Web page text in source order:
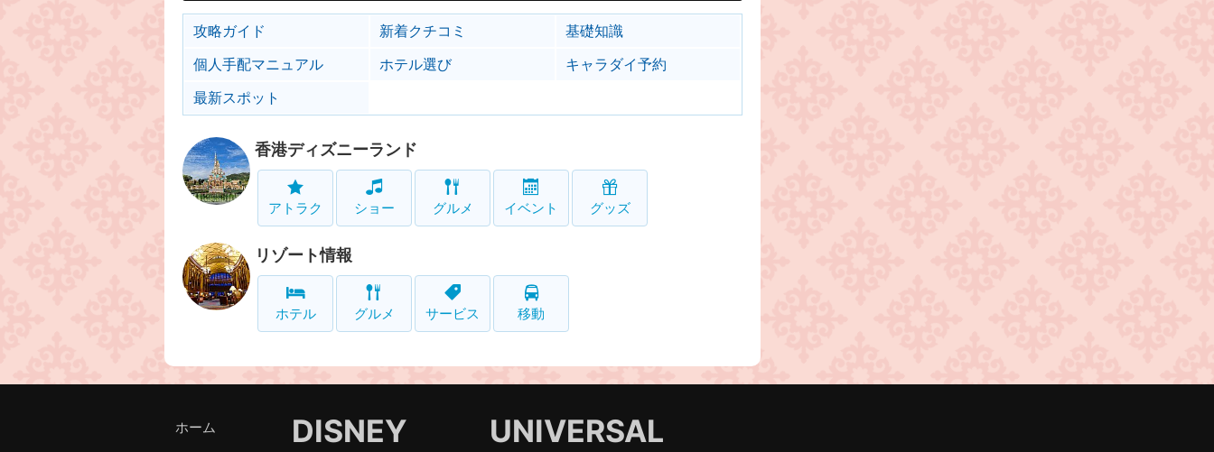
攻略ガイド 新着クチコミ
基礎知識
個人手配マニュアル
ホテル選び
キャラダイ予約
最新スポット
香港ディズニーランド
アトラク ショー グルメ イベント グッズ
リゾート情報
ホテル グルメ サービス 移動
ホーム
DISNEY UNIVERSAL